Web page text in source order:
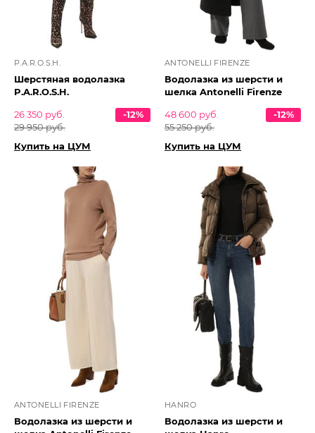
P.A.R.O.S.H.
Шерстяная водолазка
P.A.R.O.S.H.
26 350 руб.
29 950 руб.
-12%
Купить на ЦУМ
ANTONELLI FIRENZE
Водолазка из шерсти и
шелка Antonelli Firenze
48 600 руб.
55 250 руб.
-12%
Купить на ЦУМ
ANTONELLI FIRENZE
Водолазка из шерсти и
HANRO
Водолазка из шерсти и